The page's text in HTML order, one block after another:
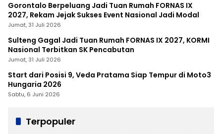
Gorontalo Berpeluang Jadi Tuan Rumah FORNAS IX
2027, Rekam Jejak Sukses Event Nasional Jadi Modal
Jumat, 31 Juli 2026
Sulteng Gagal Jadi Tuan Rumah FORNAS IX 2027, KORMI
Nasional Terbitkan SK Pencabutan
Jumat, 31 Juli 2026
Start dari Posisi 9, Veda Pratama Siap Tempur di Moto3
Hungaria 2026
Sabtu, 6 Juni 2026
Terpopuler